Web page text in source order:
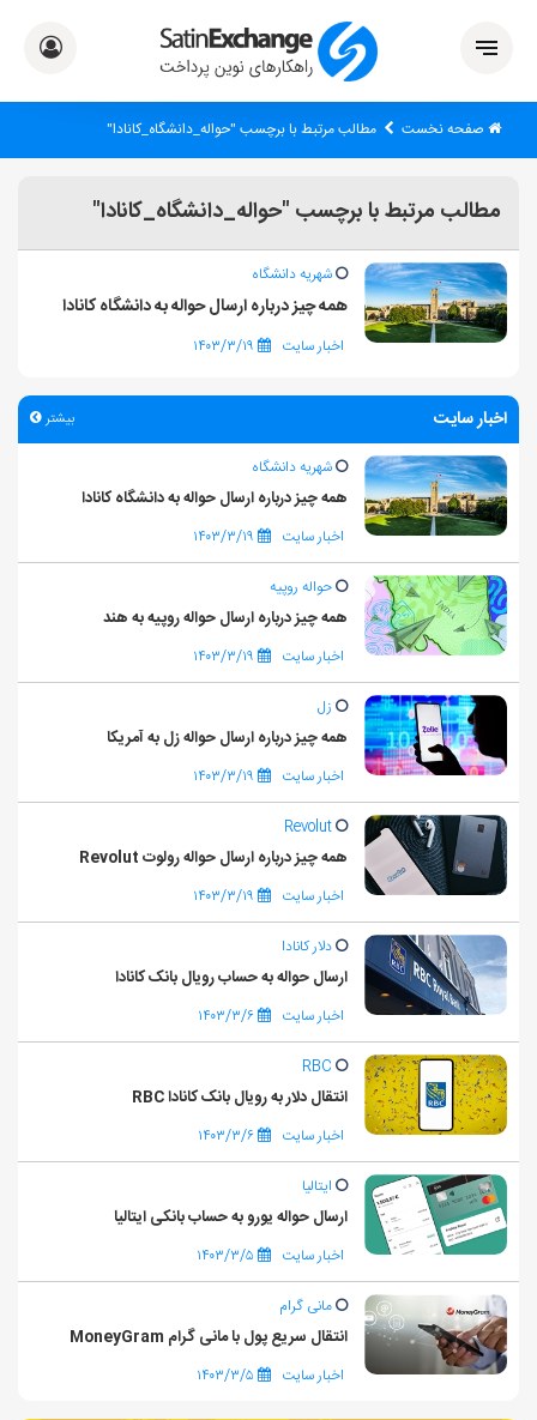
صفحه نخست مطالب مرتبط با برچسب "حواله_دانشگاه_کانادا"
مطالب مرتبط با برچسب "حواله_دانشگاه_کانادا"
شهریه دانشگاه
همه چیز درباره ارسال حواله به دانشگاه کانادا
اخبار سایت ۱۴۰۳/۳/۱۹
اخبار سایت بیشتر
شهریه دانشگاه
همه چیز درباره ارسال حواله به دانشگاه کانادا
اخبار سایت ۱۴۰۳/۳/۱۹
حواله روپیه
همه چیز درباره ارسال حواله روپیه به هند
اخبار سایت ۱۴۰۳/۳/۱۹
زل
همه چیز درباره ارسال حواله زل به آمریکا
اخبار سایت ۱۴۰۳/۳/۱۹
Revolut
همه چیز درباره ارسال حواله رولوت Revolut
اخبار سایت ۱۴۰۳/۳/۱۹
دلار کانادا
ارسال حواله به حساب رویال بانک کانادا
اخبار سایت ۱۴۰۳/۳/۶
RBC
انتقال دلار به رویال بانک کانادا RBC
اخبار سایت ۱۴۰۳/۳/۶
ایتالیا
ارسال حواله یورو به حساب بانکی ایتالیا
اخبار سایت ۱۴۰۳/۳/۵
مانی گرام
انتقال سریع پول با مانی گرام MoneyGram
اخبار سایت ۱۴۰۳/۳/۵